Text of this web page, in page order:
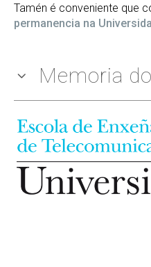
Tamén é conveniente que
permanencia na
Memoria